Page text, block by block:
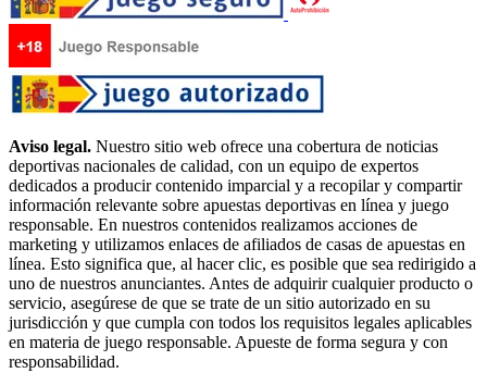
Aviso legal. Nuestro sitio web ofrece una cobertura de noticias
deportivas nacionales de calidad, con un equipo de expertos
dedicados a producir contenido imparcial y a recopilar y compartir
información relevante sobre apuestas deportivas en línea y juego
responsable. En nuestros contenidos realizamos acciones de
marketing y utilizamos enlaces de afiliados de casas de apuestas en
línea. Esto significa que, al hacer clic, es posible que sea redirigido a
uno de nuestros anunciantes. Antes de adquirir cualquier producto o
servicio, asegúrese de que se trate de un sitio autorizado en su
jurisdicción y que cumpla con todos los requisitos legales aplicables
en materia de juego responsable. Apueste de forma segura y con
responsabilidad.